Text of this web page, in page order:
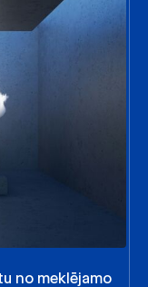
no meklējamo